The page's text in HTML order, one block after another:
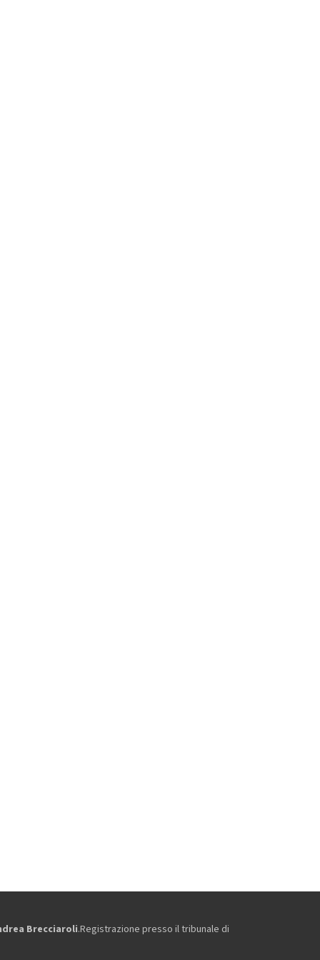
Brecciaroli.Registrazione presso il tribunale di